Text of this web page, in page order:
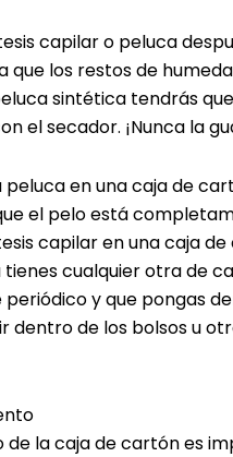
capilar o peluca
que los restos de
sintética tendrás
el secador. ¡Nunca la
peluca en una caja de
el pelo está
capilar en una caja
tienes cualquier otra de
y que pongas
dentro de los bolsos u
de la caja de cartón es